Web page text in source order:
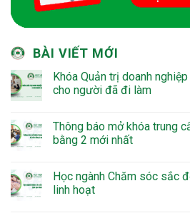
BÀI VIẾT MỚI
Khóa Quản trị doanh
cho người đã đi làm
Thông báo mở khóa trung
bằng 2 mới nhất
Học ngành Chăm sóc sắc
linh hoạt